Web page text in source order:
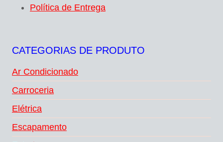
Política de Entrega
CATEGORIAS DE PRODUTO
Ar Condicionado
Carroceria
Elétrica
Escapamento